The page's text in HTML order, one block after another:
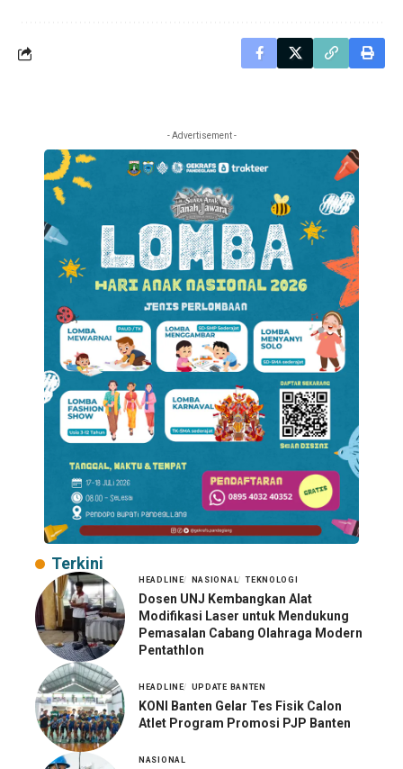
- Advertisement -
Terkini
HEADLINE NASIONAL TEKNOLOGI
Dosen UNJ Kembangkan Alat
Modifikasi Laser untuk Mendukung
Pemasalan Cabang Olahraga Modern
Pentathlon
HEADLINE UPDATE BANTEN
KONI Banten Gelar Tes Fisik Calon
Atlet Program Promosi PJP Banten
NASIONAL